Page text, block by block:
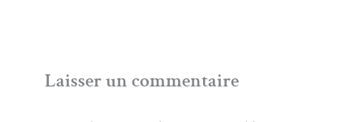
Laisser un commentaire